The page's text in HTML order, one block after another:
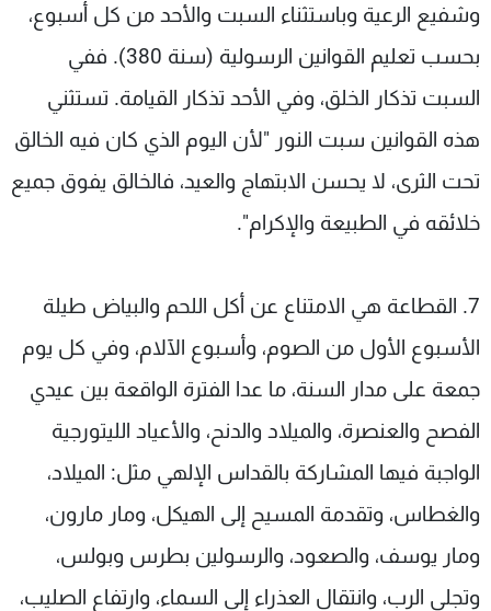
وشفيع الرعية وباستثناء السبت والأحد من كل أسبوع،
بحسب تعليم القوانين الرسولية (سنة 380). ففي
السبت تذكار الخلق، وفي الأحد تذكار القيامة. تستثني
هذه القوانين سبت النور "لأن اليوم الذي كان فيه الخالق
تحت الثرى، لا يحسن الابتهاج والعيد، فالخالق يفوق جميع
خلائقه في الطبيعة والإكرام".
7. القطاعة هي الامتناع عن أكل اللحم والبياض طيلة
الأسبوع الأول من الصوم، وأسبوع الآلام، وفي كل يوم
جمعة على مدار السنة، ما عدا الفترة الواقعة بين عيدي
الفصح والعنصرة، والميلاد والدنح، والأعياد الليتورجية
الواجبة فيها المشاركة بالقداس الإلهي مثل: الميلاد،
والغطاس، وتقدمة المسيح إلى الهيكل، ومار مارون،
ومار يوسف، والصعود، والرسولين بطرس وبولس،
وتجلي الرب، وانتقال العذراء إلى السماء، وارتفاع الصليب،